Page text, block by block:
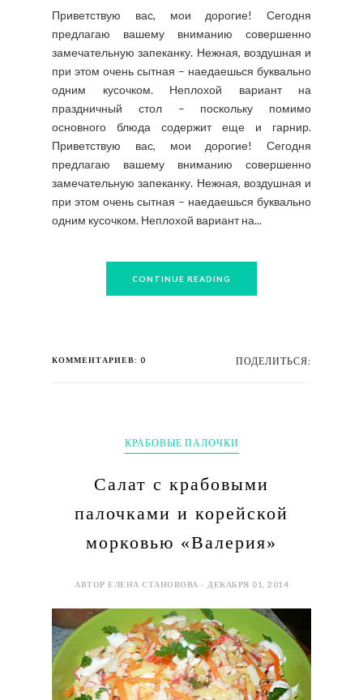
Приветствую вас, мои дорогие! Сегодня
предлагаю вашему вниманию совершенно
замечательную запеканку. Нежная, воздушная и
при этом очень сытная – наедаешься буквально
одним кусочком. Неплохой вариант на
праздничный стол – поскольку помимо
основного блюда содержит еще и гарнир.
Приветствую вас, мои дорогие! Сегодня
предлагаю вашему вниманию совершенно
замечательную запеканку. Нежная, воздушная и
при этом очень сытная – наедаешься буквально
одним кусочком. Неплохой вариант на...
CONTINUE READING
КОММЕНТАРИЕВ: 0 ПОДЕЛИТЬСЯ:
КРАБОВЫЕ ПАЛОЧКИ
Салат с крабовыми
палочками и корейской
морковью «Валерия»
АВТОР ЕЛЕНА СТАНОВОВА - ДЕКАБРЯ 01, 2014